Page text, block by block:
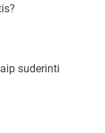
suderinti